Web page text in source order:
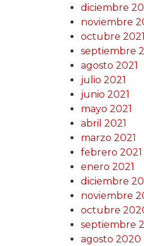
diciembre
noviembre
octubre 2021
septiembre
agosto 2021
julio 2021
junio 2021
mayo 2021
abril 2021
marzo 2021
febrero 2021
enero 2021
diciembre
noviembre
octubre
septiembre
agosto 2020